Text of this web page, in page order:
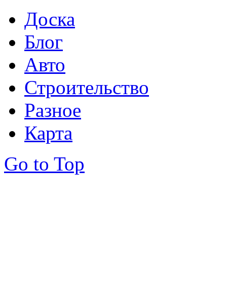
Доска
Блог
Авто
Строительство
Разное
Карта
Go to Top